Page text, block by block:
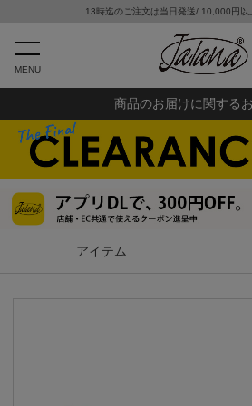
13時迄のご注文は当日発送/ 10,000円以
MENU
商品のお届けに関する
アイテム